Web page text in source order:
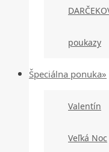
poukazy
Špeciálna ponuka»
Valentín
Veľká Noc